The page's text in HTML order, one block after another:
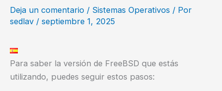
Deja un comentario / Sistemas Operativos / Por
sedlav / septiembre 1, 2025
Para saber la versión de FreeBSD que estás
utilizando, puedes seguir estos pasos: